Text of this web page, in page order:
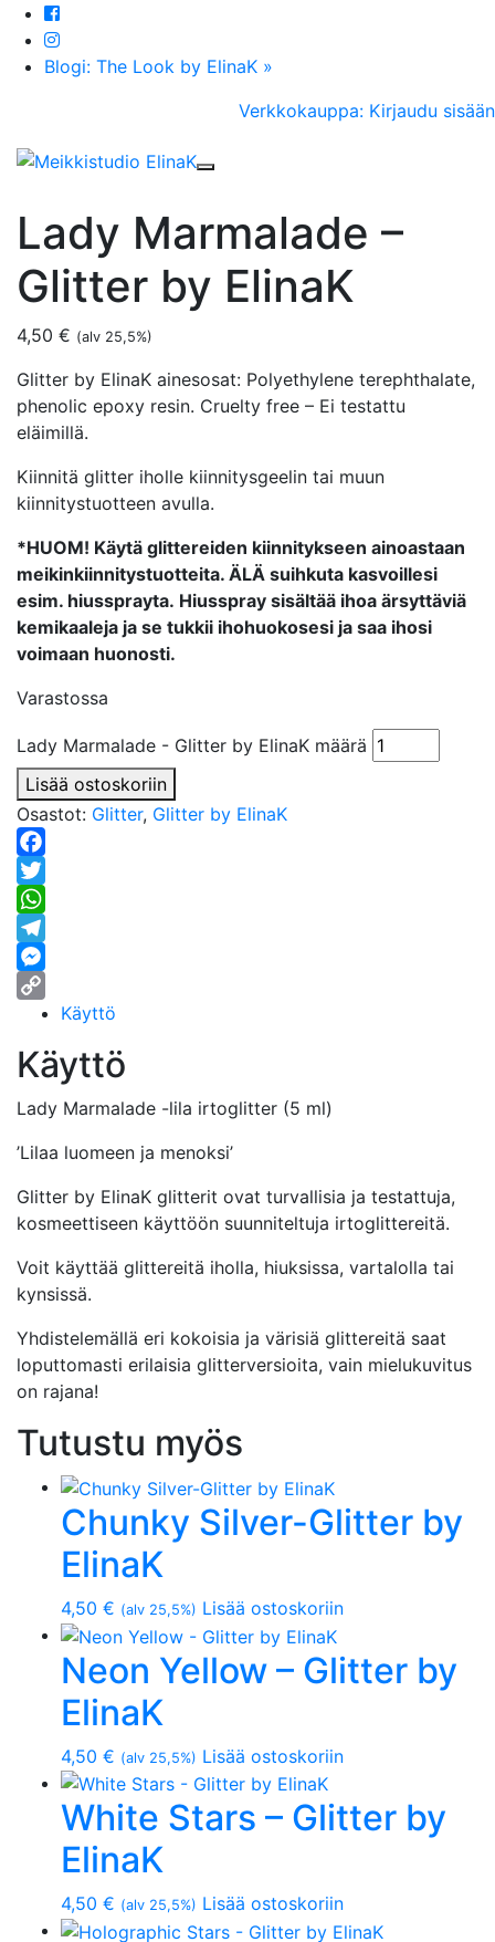
Blogi: The Look by ElinaK »
Verkkokauppa: Kirjaudu sisään
Lady Marmalade –
Glitter by ElinaK
4,50 € (alv 25,5%)
Glitter by ElinaK ainesosat: Polyethylene terephthalate,
phenolic epoxy resin. Cruelty free – Ei testattu
eläimillä.
Kiinnitä glitter iholle kiinnitysgeelin tai muun
kiinnitystuotteen avulla.
*HUOM! Käytä glittereiden kiinnitykseen ainoastaan
meikinkiinnitystuotteita. ÄLÄ suihkuta kasvoillesi
esim. hiussprayta. Hiusspray sisältää ihoa ärsyttäviä
kemikaaleja ja se tukkii ihohuokosesi ja saa ihosi
voimaan huonosti.
Varastossa
Lady Marmalade - Glitter by ElinaK määrä
Lisää ostoskoriin
Osastot: Glitter, Glitter by ElinaK
Facebook
Twitter
WhatsApp
Telegram
Messenger
Copy Käyttö
Käyttö
Lady Marmalade -lila irtoglitter (5 ml)
’Lilaa luomeen ja menoksi’
Glitter by ElinaK glitterit ovat turvallisia ja testattuja,
kosmeettiseen käyttöön suunniteltuja irtoglittereitä.
Voit käyttää glittereitä iholla, hiuksissa, vartalolla tai
kynsissä.
Yhdistelemällä eri kokoisia ja värisiä glittereitä saat
loputtomasti erilaisia glitterversioita, vain mielukuvitus
on rajana!
Tutustu myös
Chunky Silver-Glitter by
ElinaK
4,50 € (alv 25,5%) Lisää ostoskoriin
Neon Yellow – Glitter by
ElinaK
4,50 € (alv 25,5%) Lisää ostoskoriin
White Stars – Glitter by
ElinaK
4,50 € (alv 25,5%) Lisää ostoskoriin